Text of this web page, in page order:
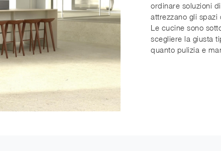
ordinare soluzioni
attrezzano gli spazi
Le cucine sono
scegliere la giusta
quanto pulizia e